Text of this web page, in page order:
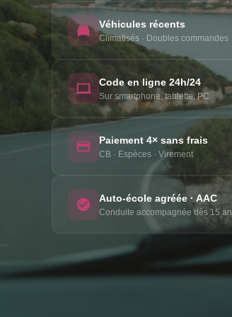
Véhicules récents
Climatisés · Doubles commandes
Code en ligne 24h/24
Sur smartphone, tablette, PC
Paiement 4× sans frais
CB · Espèces · Virement
Auto-école agréée · AAC
Conduite accompagnée dès 15